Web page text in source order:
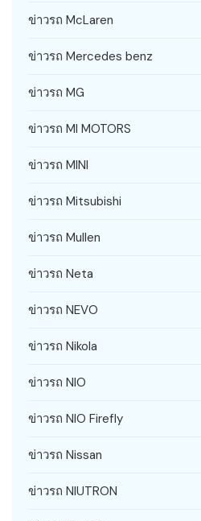
ข่าวรถ McLaren
ข่าวรถ Mercedes benz
ข่าวรถ MG
ข่าวรถ MI MOTORS
ข่าวรถ MINI
ข่าวรถ Mitsubishi
ข่าวรถ Mullen
ข่าวรถ Neta
ข่าวรถ NEVO
ข่าวรถ Nikola
ข่าวรถ NIO
ข่าวรถ NIO Firefly
ข่าวรถ Nissan
ข่าวรถ NIUTRON